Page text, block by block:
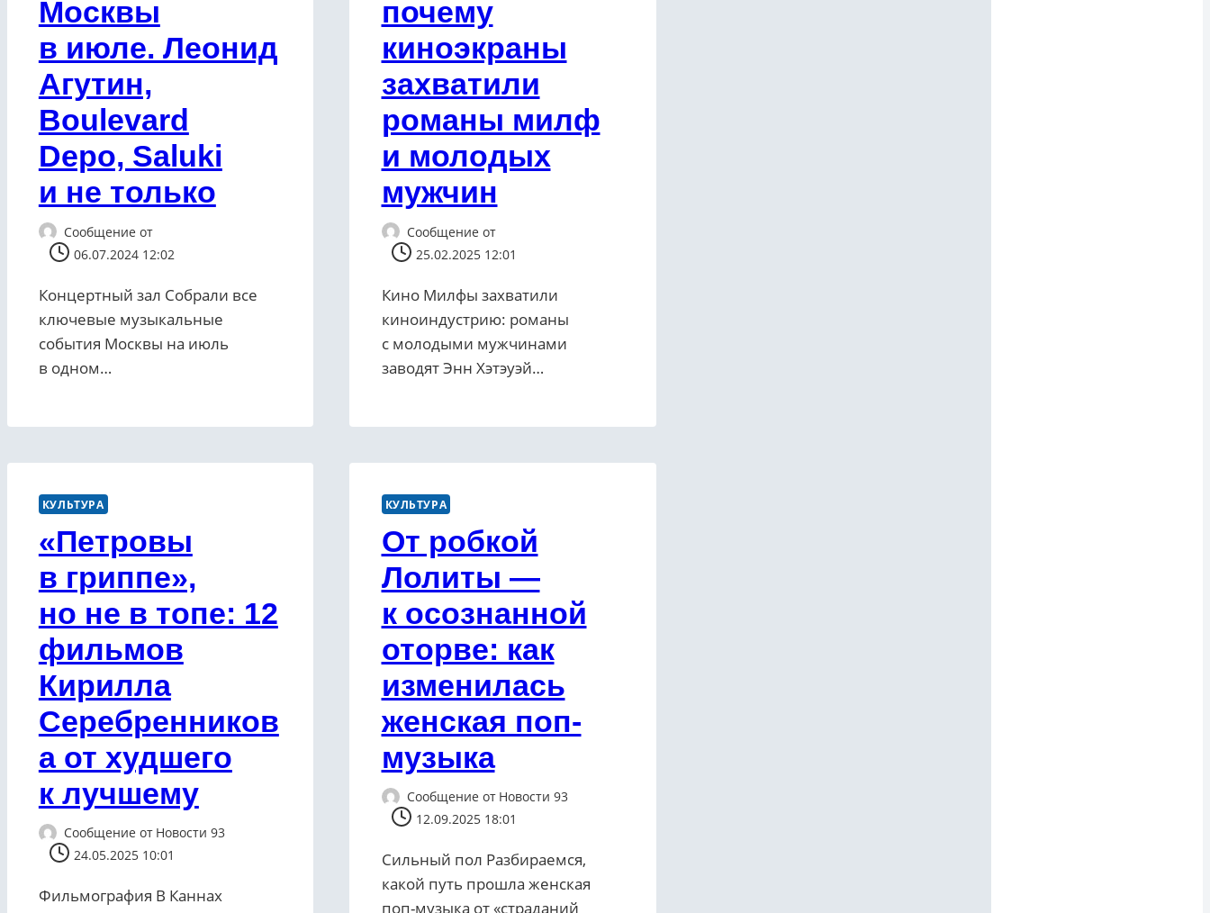
Москвы
в июле. Леонид
Агутин,
Boulevard
Depo, Saluki
и не только
Сообщение от
06.07.2024 12:02
Концертный зал Собрали все
ключевые музыкальные
события Москвы на июль
в одном…
почему
киноэкраны
захватили
романы милф
и молодых
мужчин
Сообщение от
25.02.2025 12:01
Кино Милфы захватили
киноиндустрию: романы
с молодыми мужчинами
заводят Энн Хэтэуэй…
КУЛЬТУРА
«Петровы
в гриппе»,
но не в топе: 12
фильмов
Кирилла
Серебренников
а от худшего
к лучшему
Сообщение от Новости 93
24.05.2025 10:01
Фильмография В Каннах
КУЛЬТУРА
От робкой
Лолиты —
к осознанной
оторве: как
изменилась
женская поп-
музыка
Сообщение от Новости 93
12.09.2025 18:01
Сильный пол Разбираемся,
какой путь прошла женская
поп-музыка от «страданий